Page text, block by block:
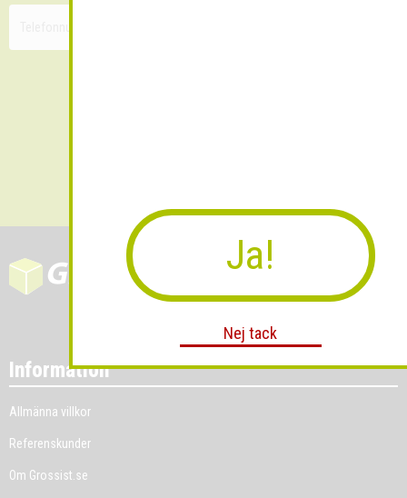
Information
Allmänna villkor
Referenskunder
Om Grossist.se
Ja!
Nej tack